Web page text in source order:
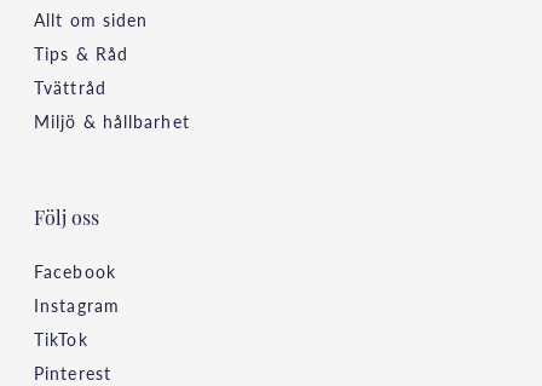
Allt om siden
Tips & Råd
Tvättråd
Miljö & hållbarhet
Följ oss
Facebook
Instagram
TikTok
Pinterest